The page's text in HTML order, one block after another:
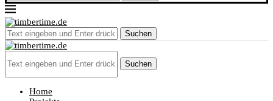
Suchen
Suchen
Home